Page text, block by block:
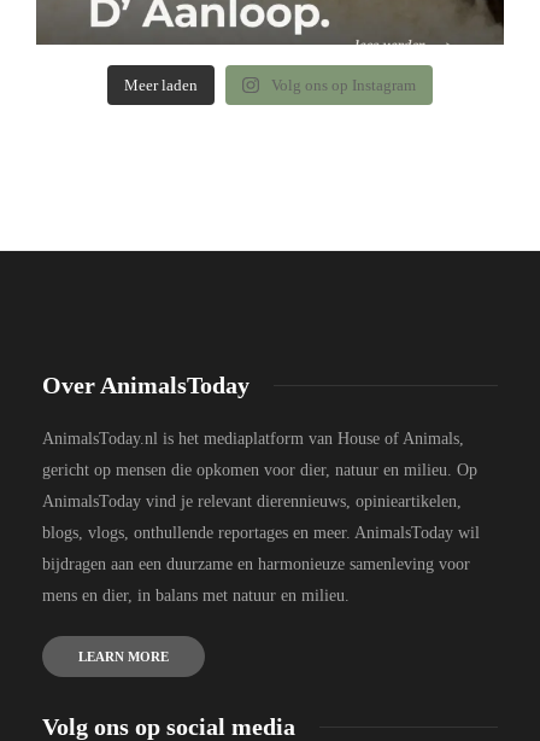
Meer laden Volg ons op Instagram
Over AnimalsToday
AnimalsToday.nl is het mediaplatform van House of Animals,
gericht op mensen die opkomen voor dier, natuur en milieu. Op
AnimalsToday vind je relevant dierennieuws, opinieartikelen,
blogs, vlogs, onthullende reportages en meer. AnimalsToday wil
bijdragen aan een duurzame en harmonieuze samenleving voor
mens en dier, in balans met natuur en milieu.
LEARN MORE
Volg ons op social media